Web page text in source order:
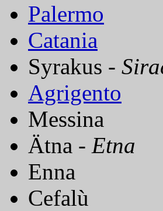
Palermo
Catania
Syrakus -
Agrigento
Messina
Ätna - Etna
Enna
Cefalù